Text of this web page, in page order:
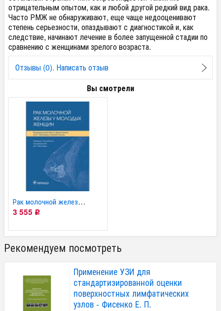
отрицательным опытом, как и любой другой редкий вид рака.
Часто РМЖ не обнаруживают, еще чаще недооценивают
степень серьезности, опаздывают с диагностикой и, как
следствие, начинают лечение в более запущенной стадии по
сравнению с женщинами зрелого возраста.
Отзывы (0). Написать отзыв
Вы смотрели
Рак молочной железы у...
3 555 Р
Рекомендуем посмотреть
Применение УЗИ для
стандартизированной оценки
поверхностных лимфатических
узлов - Фисенко Е. П.